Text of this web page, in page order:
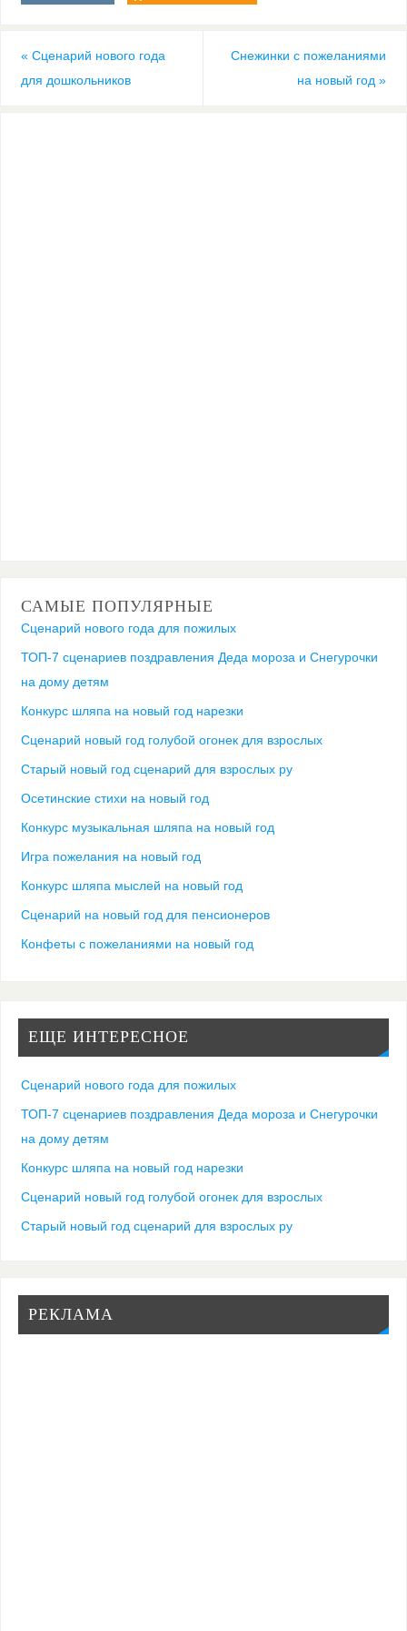
« Сценарий нового года
для дошкольников
Снежинки с пожеланиями
на новый год»
САМЫЕ ПОПУЛЯРНЫЕ
Сценарий нового года для пожилых
ТОП-7 сценариев поздравления Деда мороза и Снегурочки
на дому детям
Конкурс шляпа на новый год нарезки
Сценарий новый год голубой огонек для взрослых
Старый новый год сценарий для взрослых ру
Осетинские стихи на новый год
Конкурс музыкальная шляпа на новый год
Игра пожелания на новый год
Конкурс шляпа мыслей на новый год
Сценарий на новый год для пенсионеров
Конфеты с пожеланиями на новый год
ЕЩЕ ИНТЕРЕСНОЕ
Сценарий нового года для пожилых
ТОП-7 сценариев поздравления Деда мороза и Снегурочки
на дому детям
Конкурс шляпа на новый год нарезки
Сценарий новый год голубой огонек для взрослых
Старый новый год сценарий для взрослых ру
РЕКЛАМА